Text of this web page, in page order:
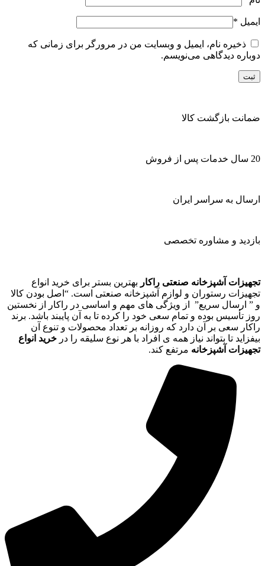
ایمیل *
ذخیره نام، ایمیل و وبسایت من در مرورگر برای زمانی که
دوباره دیدگاهی می‌نویسم.
ضمانت بازگشت کالا
20 سال خدمات پس از فروش
ارسال به سراسر ایران
بازدید و مشاوره تخصصی
تجهیزات آشپزخانه صنعتی راکار بهترین بستر برای خرید انواع
تجهیزات رستوران و لوازم آشپزخانه صنعتی است. “اصل بودن کالا
و ” ارسال سریع” از ویژگی های مهم و اساسی در راکار از نخستین
روز تأسیس بوده و تمام سعی خود را کرده تا به آن پایبند باشد. برند
راکار سعی بر آن دارد که روزانه بر تعداد محصولات و تنوع آن
بیفزاید تا بتواند نیاز همه ی افراد با هر نوع سلیقه را در خرید انواع
تجهیزات آشپزخانه مرتفع کند.